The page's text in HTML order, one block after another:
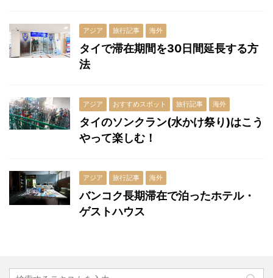
アジア 旅行記事 海外
タイで滞在期間を30日間延長する方
法
アジア おすすめスポット 旅行記事 海外
タイのソンクラン(水かけ祭り)はこう
やって楽しむ！
アジア 旅行記事 海外
バンコク長期滞在で泊ったホテル・
ゲストハウス